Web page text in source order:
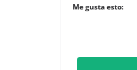
Me gusta esto: